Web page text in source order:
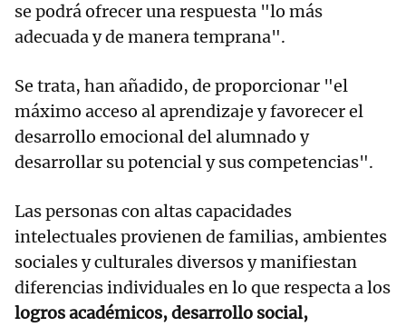
se podrá ofrecer una respuesta "lo más
adecuada y de manera temprana".
Se trata, han añadido, de proporcionar "el
máximo acceso al aprendizaje y favorecer el
desarrollo emocional del alumnado y
desarrollar su potencial y sus competencias".
Las personas con altas capacidades
intelectuales provienen de familias, ambientes
sociales y culturales diversos y manifiestan
diferencias individuales en lo que respecta a los
logros académicos, desarrollo social,